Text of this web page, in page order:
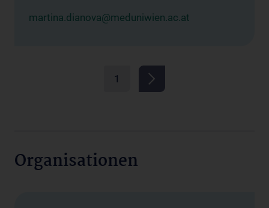
martina.dianova@meduniwien.ac.at
1
Organisationen